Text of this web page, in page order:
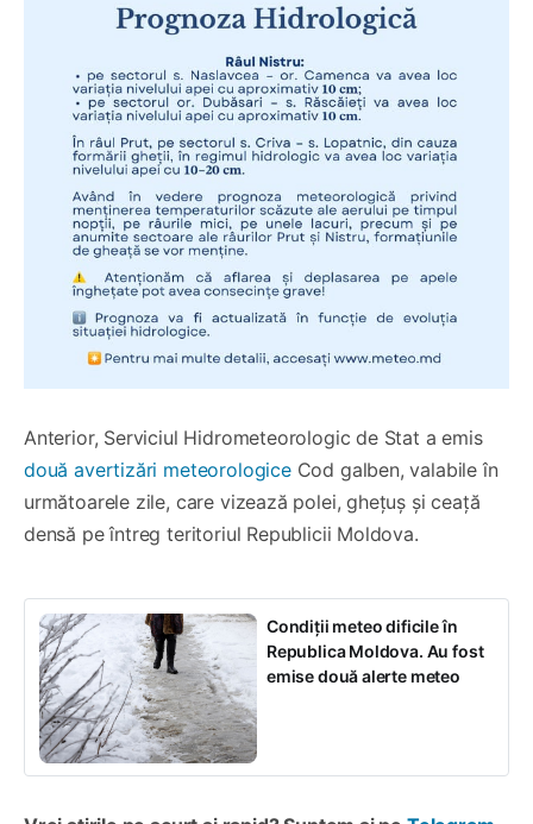
Anterior, Serviciul Hidrometeorologic de Stat a emis
două avertizări meteorologice Cod galben, valabile în
următoarele zile, care vizează polei, ghețuș și ceață
densă pe întreg teritoriul Republicii Moldova.
Condiții meteo dificile în
Republica Moldova. Au fost
emise două alerte meteo